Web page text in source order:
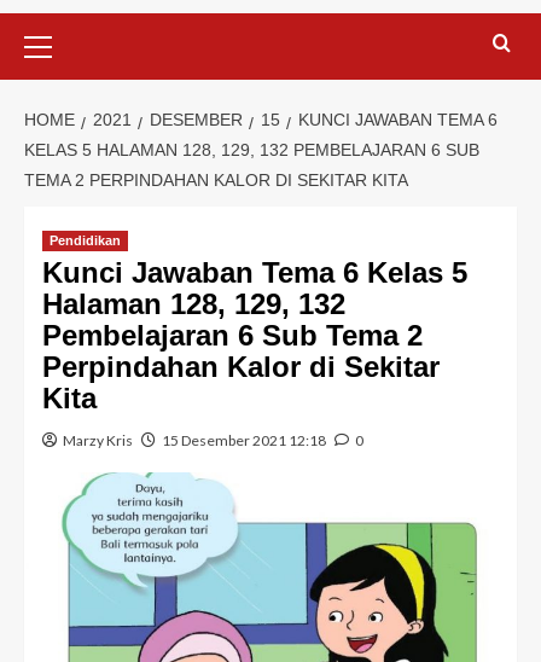
HOME 2021 DESEMBER 15
KUNCI JAWABAN TEMA 6
KELAS 5 HALAMAN 128, 129, 132 PEMBELAJARAN 6 SUB
TEMA 2 PERPINDAHAN KALOR DI SEKITAR KITA
Pendidikan
Kunci Jawaban Tema 6 Kelas 5
Halaman 128, 129, 132
Pembelajaran 6 Sub Tema 2
Perpindahan Kalor di Sekitar
Kita
Marzy Kris 15 Desember 2021 12:18 0